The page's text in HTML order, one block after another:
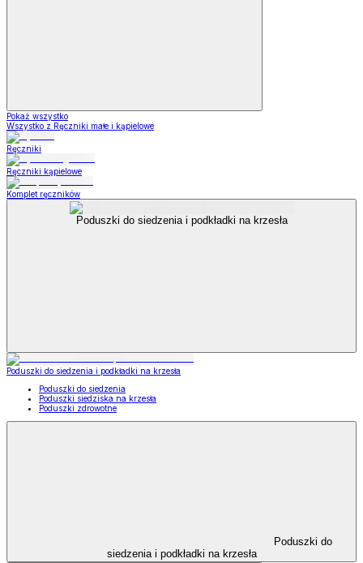
Pokaż wszystko
Wszystko z Ręczniki małe i kąpielowe
Ręczniki
Ręczniki kąpielowe
Komplet ręczników
Poduszki do siedzenia i podkładki na krzesła
Poduszki do siedzenia i podkładki na krzesła
Poduszki do siedzenia
Poduszki siedziska na krzesła
Poduszki zdrowotne
Poduszki do
siedzenia i podkładki na krzesła